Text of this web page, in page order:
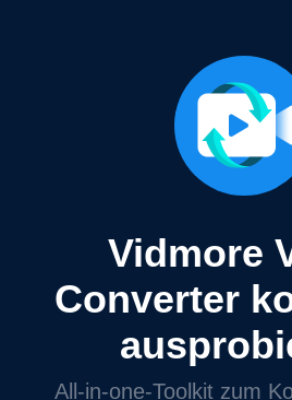
Vidmore
Converter
All‑in‑one‑Toolkit zum